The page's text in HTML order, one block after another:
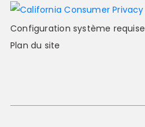
Configuration système requise
Plan du site